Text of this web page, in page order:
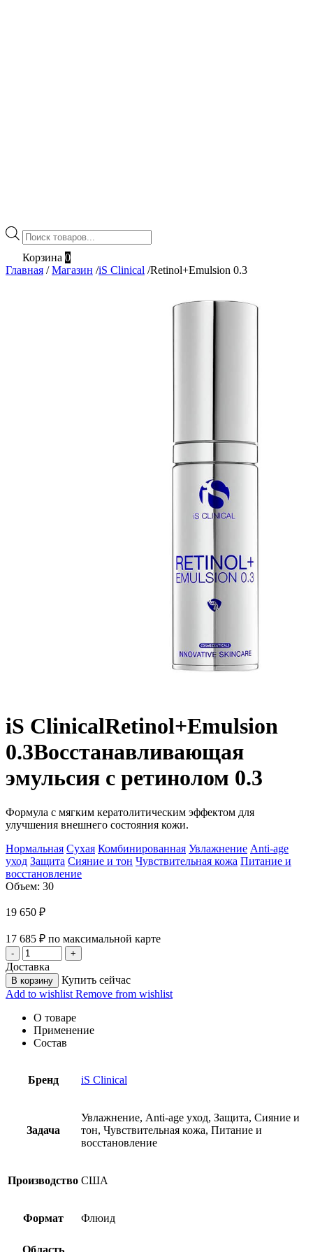
Поиск
товаров
Корзина 0
Главная / Магазин /iS Clinical /Retinol+Emulsion 0.3
iS ClinicalRetinol+Emulsion
0.3Восстанавливающая
эмульсия с ретинолом 0.3
Формула с мягким кератолитическим эффектом для
улучшения внешнего состояния кожи.
Нормальная Сухая Комбинированная Увлажнение Anti-age
уход Защита Сияние и тон Чувствительная кожа Питание и
восстановление
Объем: 30
19 650 ₽
17 685 ₽ по максимальной карте
Доставка
В корзину
Купить сейчас
Add to wishlist Remove from wishlist
О товаре
Применение
Состав
Бренд iS Clinical
Задача
Увлажнение, Anti-age уход, Защита, Сияние и
тон, Чувствительная кожа, Питание и
восстановление
Производство США
Формат Флюид
Область